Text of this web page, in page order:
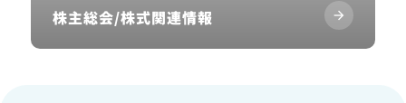
株主総会/株式関連情報